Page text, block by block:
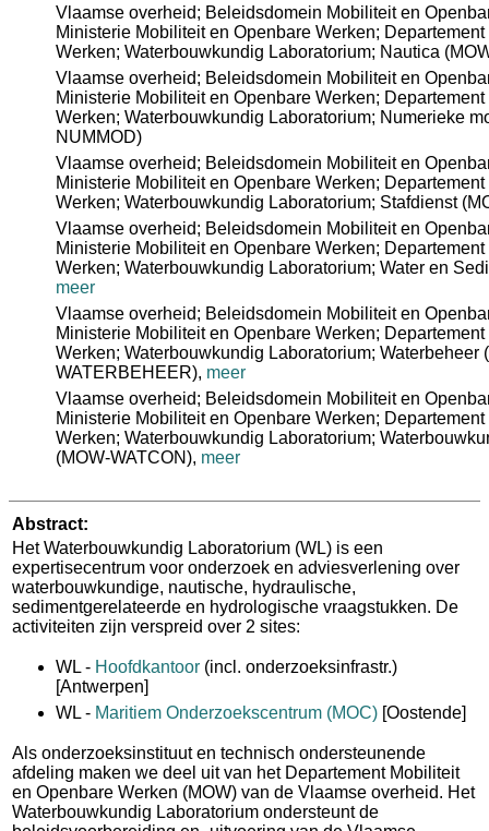
Vlaamse overheid; Beleidsdomein Mobiliteit en
Ministerie Mobiliteit en Openbare Werken;
Werken; Waterbouwkundig Laboratorium; Nautica
Vlaamse overheid; Beleidsdomein Mobiliteit en
Ministerie Mobiliteit en Openbare Werken;
Werken; Waterbouwkundig Laboratorium; Numerieke
NUMMOD)
Vlaamse overheid; Beleidsdomein Mobiliteit en
Ministerie Mobiliteit en Openbare Werken;
Werken; Waterbouwkundig Laboratorium; Stafdienst
Vlaamse overheid; Beleidsdomein Mobiliteit en
Ministerie Mobiliteit en Openbare Werken;
Werken; Waterbouwkundig Laboratorium; Water en
meer
Vlaamse overheid; Beleidsdomein Mobiliteit en
Ministerie Mobiliteit en Openbare Werken;
Werken; Waterbouwkundig Laboratorium; Waterbeheer
WATERBEHEER), meer
Vlaamse overheid; Beleidsdomein Mobiliteit en
Ministerie Mobiliteit en Openbare Werken;
Werken; Waterbouwkundig Laboratorium;
(MOW-WATCON), meer
Abstract:
Het Waterbouwkundig Laboratorium (WL) is een
expertisecentrum voor onderzoek en adviesverlening over
waterbouwkundige, nautische, hydraulische,
sedimentgerelateerde en hydrologische vraagstukken. De
activiteiten zijn verspreid over 2 sites:
WL - Hoofdkantoor (incl. onderzoeksinfrastr.)
[Antwerpen]
WL - Maritiem Onderzoekscentrum (MOC) [Oostende]
Als onderzoeksinstituut en technisch ondersteunende
afdeling maken we deel uit van het Departement Mobiliteit
en Openbare Werken (MOW) van de Vlaamse overheid. Het
Waterbouwkundig Laboratorium ondersteunt de